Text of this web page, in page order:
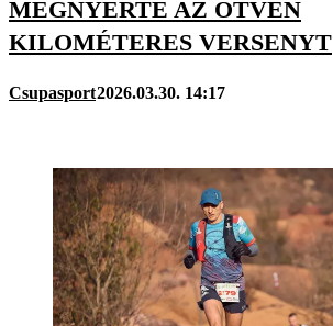
MEGNYERTE AZ ÖTVEN
KILOMÉTERES VERSENYT
Csupasport2026.03.30. 14:17